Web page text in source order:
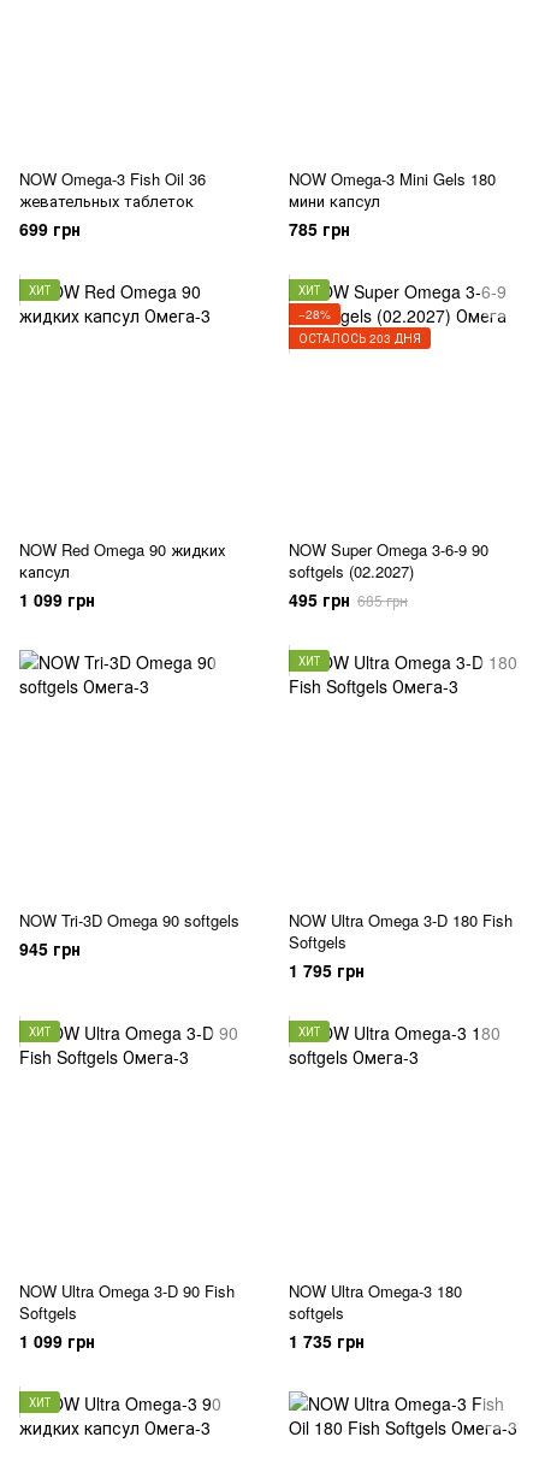
NOW Omega-3 Fish Oil 36
жевательных таблеток
699 грн
NOW Omega-3 Mini Gels 180
мини капсул
785 грн
ХИТ
NOW Red Omega 90 жидких
капсул
1 099 грн
ХИТ
−28%
ОСТАЛОСЬ 203 ДНЯ
NOW Super Omega 3-6-9 90
softgels (02.2027)
495 грн 685 грн
NOW Tri-3D Omega 90 softgels
945 грн
ХИТ
NOW Ultra Omega 3-D 180 Fish
Softgels
1 795 грн
ХИТ
NOW Ultra Omega 3-D 90 Fish
Softgels
1 099 грн
ХИТ
NOW Ultra Omega-3 180
softgels
1 735 грн
ХИТ